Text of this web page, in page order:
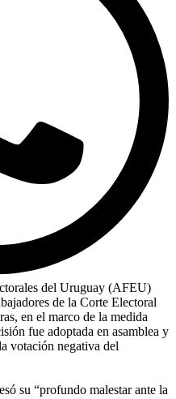
del Uruguay (AFEU)
de la Corte Electoral
en el marco de la medida
fue adoptada en asamblea y
votación negativa del
su “profundo malestar ante la